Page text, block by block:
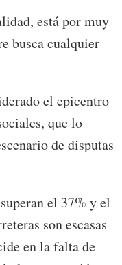
está por muy
busca cualquier
el epicentro
que lo
de disputas
el 37% y el
son escasas
en la falta de